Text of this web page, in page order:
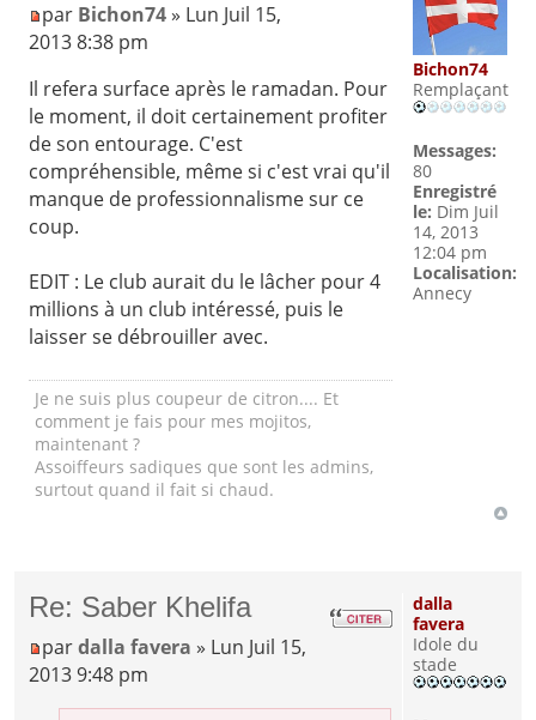
par Bichon74» Lun Juil 15,
2013 8:38 pm
Il refera surface après le ramadan. Pour
le moment, il doit certainement profiter
de son entourage. C'est
compréhensible, même si c'est vrai qu'il
manque de professionnalisme sur ce
coup.
EDIT : Le club aurait du le lâcher pour 4
millions à un club intéressé, puis le
laisser se débrouiller avec.
Je ne suis plus coupeur de citron.... Et
comment je fais pour mes mojitos,
maintenant ?
Assoiffeurs sadiques que sont les admins,
surtout quand il fait si chaud.
Bichon74
Remplaçant
Messages:
80
Enregistré
le: Dim Juil
14, 2013
12:04 pm
Localisation:
Annecy
Re: Saber Khelifa
pardalla favera » Lun Juil 15,
2013 9:48 pm
dalla
favera
Idole du
stade